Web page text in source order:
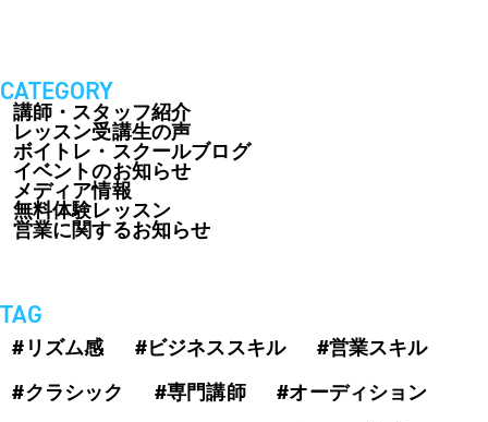
CATEGORY
講師・スタッフ紹介
レッスン受講生の声
ボイトレ・スクールブログ
イベントのお知らせ
メディア情報
無料体験レッスン
営業に関するお知らせ
TAG
#リズム感 #ビジネススキル
#営業スキル
#クラシック
#専門講師
#オーディション